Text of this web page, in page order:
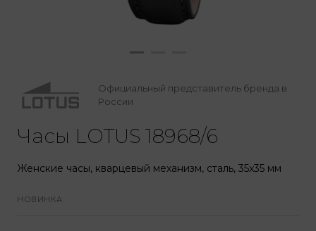
Официальный представитель бренда в
России
Часы LOTUS 18968/6
Женские часы, кварцевый механизм, сталь, 35x35 мм
НОВИНКА